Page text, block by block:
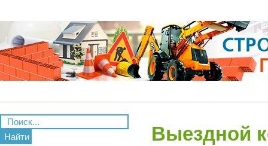
Найти Выездной